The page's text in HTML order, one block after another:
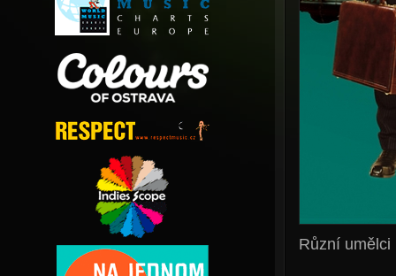
Různí umělci